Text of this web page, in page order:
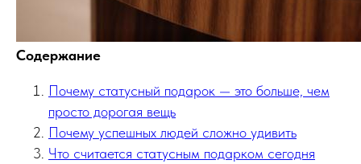
Содержание
Почему статусный подарок — это больше, чем
просто дорогая вещь
Почему успешных людей сложно удивить
Что считается статусным подарком сегодня